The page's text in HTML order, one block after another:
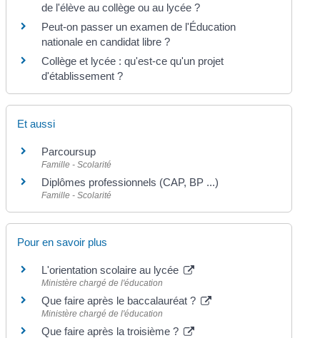
de l'élève au collège ou au lycée ?
Peut-on passer un examen de l'Éducation
nationale en candidat libre ?
Collège et lycée : qu'est-ce qu'un projet
d'établissement ?
Et aussi
Parcoursup
Famille - Scolarité
Diplômes professionnels (CAP, BP ...)
Famille - Scolarité
Pour en savoir plus
L'orientation scolaire au lycée
Ministère chargé de l'éducation
Que faire après le baccalauréat ?
Ministère chargé de l'éducation
Que faire après la troisième ?